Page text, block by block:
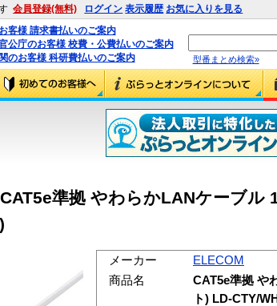
会員登録(無料) ログイン 表示履歴 お気に入りを見る
客様 請求書払いのご案内
公庁のお客様 校費・公費払いのご案内
のお客様 科研費払いのご案内
型番まとめ検索»
準拠 やわらかLANケーブル
メーカー
ELECOM
商品名
CAT5e準拠 や
ト) LD-CTY/